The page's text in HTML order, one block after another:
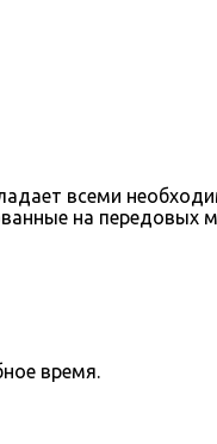
всеми
на передовых
время.